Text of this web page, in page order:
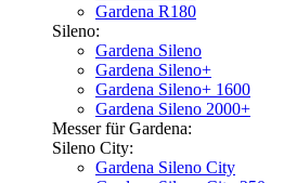
Gardena R180
Sileno:
Gardena Sileno
Gardena Sileno+
Gardena Sileno+ 1600
Gardena Sileno 2000+
Messer für Gardena:
Sileno City:
Gardena Sileno City